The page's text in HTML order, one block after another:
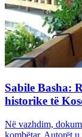
Sabile Basha:
historike të
Në vazhdim,
kombëtar. Autorët